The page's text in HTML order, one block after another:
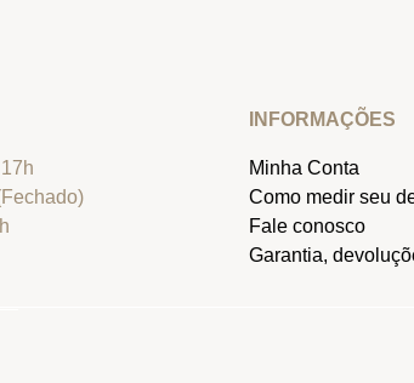
INFORMAÇÕES
Minha Conta
Como medir seu
Fale conosco
Garantia,